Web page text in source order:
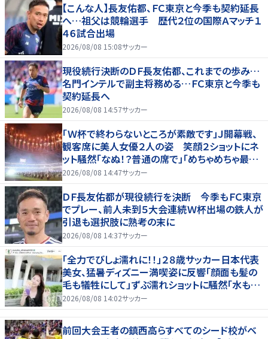
【こんな人】長友佑都、ＦＣ東京と今季も契約延長
へ…祖父は競輪選手 歴代２位の国際Ａマッチ１
４６試合出場
2026/08/08 15:08サッカー
現役続行決断のＤＦ長友佑都、これまでの歩み…
名門インテルで副主将務める…ＦＣ東京と今季も
契約延長へ
2026/08/08 14:57サッカー
「Ｗ杯で終わらないところが素敵です」Ｊ開幕戦、
観客席に美人女優２人の姿 笑顔２ショットにネ
ット騒然「なぬ！？普通の席で」「めちゃめちゃ最上
級に可愛すぎ」
2026/08/08 14:47サッカー
ＤＦ長友佑都が現役続行を決断 今季もＦＣ東京
でプレー、前人未到５大会連続Ｗ杯出場の鉄人が
引退も選択肢に熟考の末に
2026/08/08 14:37サッカー
「全力でびしょ濡れに！！」２８歳サッカー日本代表
美女、猛暑ディズニー満喫姿に反響「顔面も髪の
毛も犠牲にして」ずぶ濡れショットに騒然「水も滴
る」「女優さんかと」
2026/08/08 14:02サッカー
前回大会王者の鎮西高らすべてのシード校がベ